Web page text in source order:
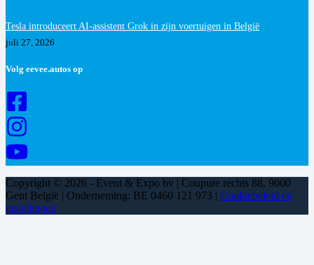
Tesla introduceert AI-assistent Grok in zijn voertuigen in België
juli 27, 2026
Volg eevee.autos op
Copyright © 2026 - Event & Expo bv | Coupure rechts 88, 9000
Gent België | Onderneming: BE 0460 121 973 | Cookiebeleid en
instellingen